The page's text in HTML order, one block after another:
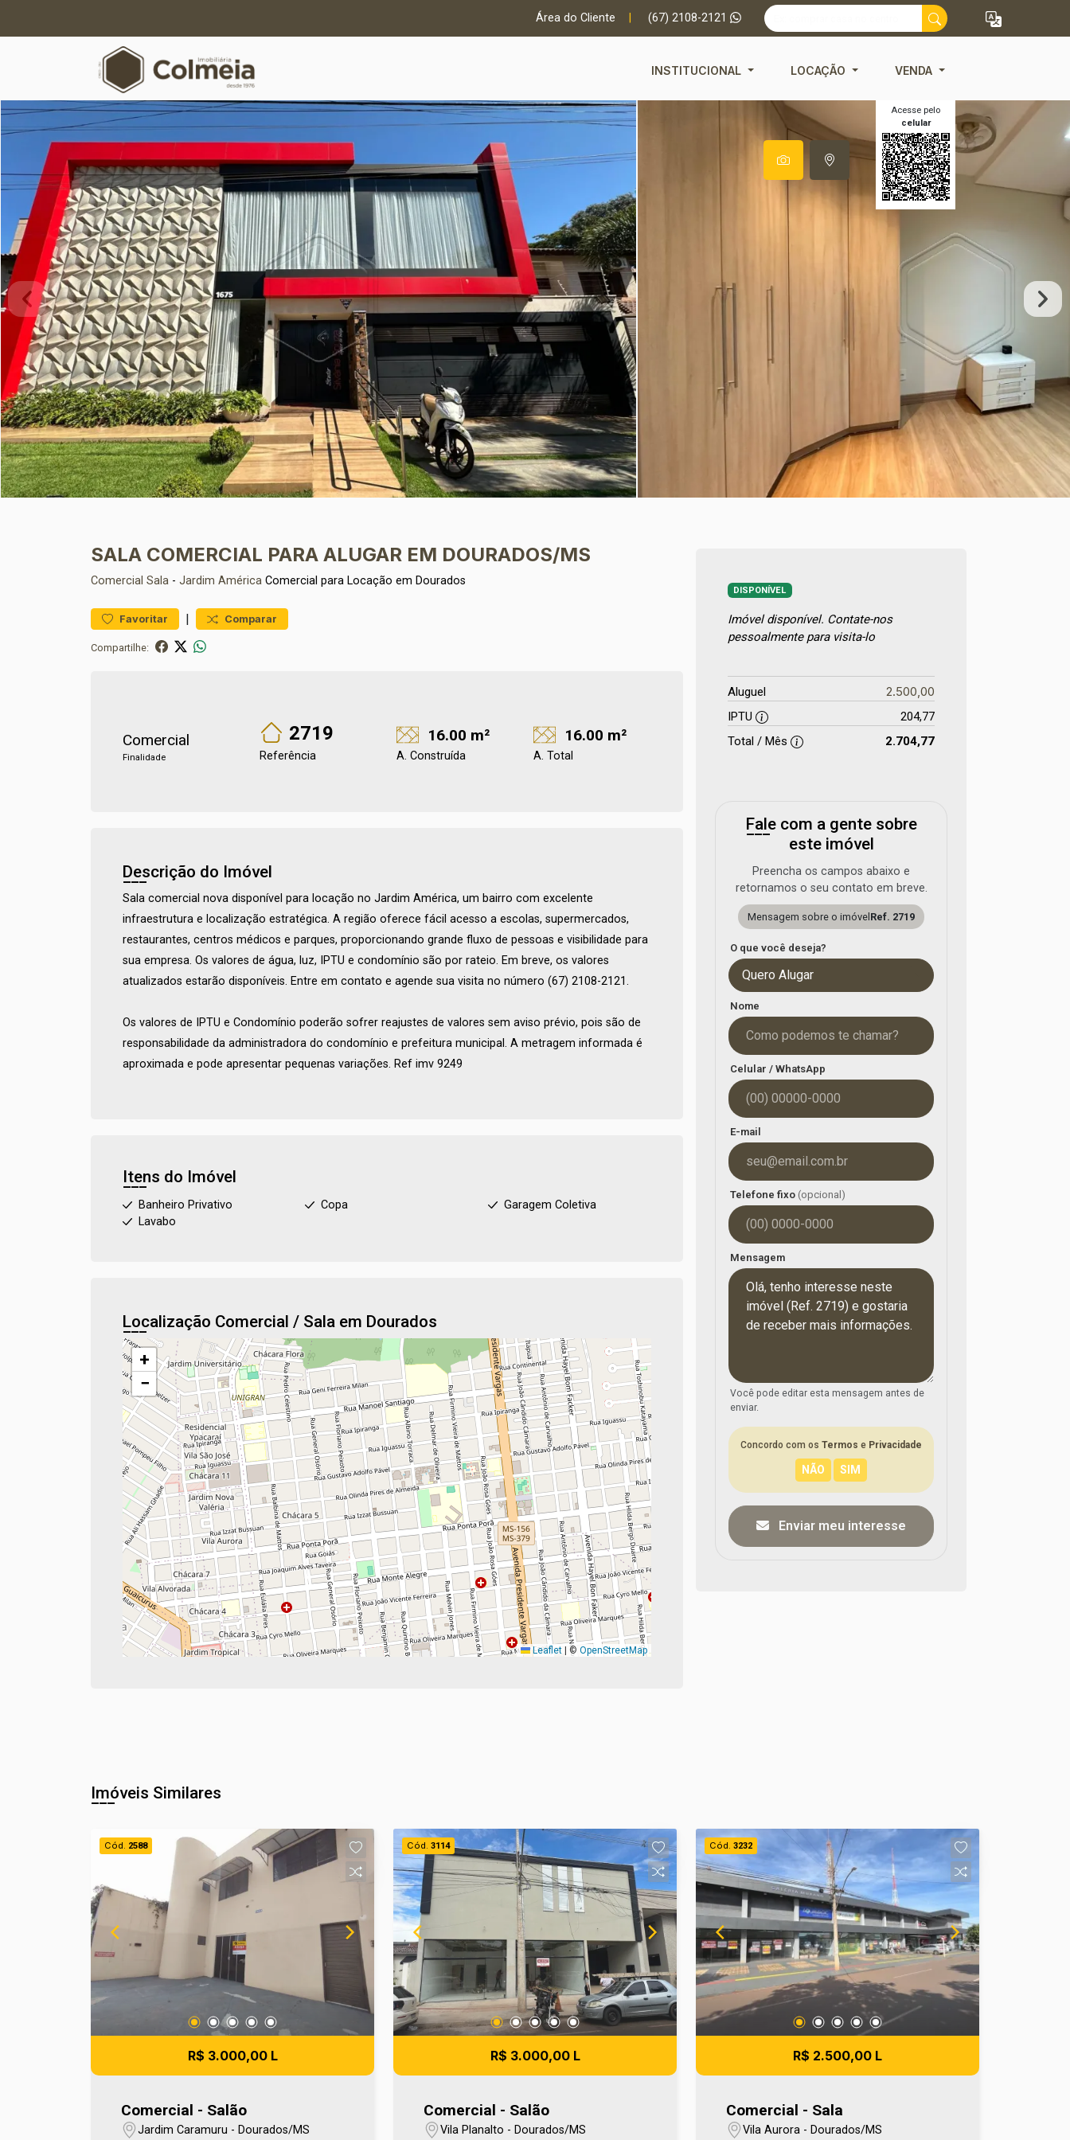
Área do Cliente (67) 2108-2121
INSTITUCIONAL LOCAÇÃO VENDA
Acesse pelo
celular
SALA COMERCIAL PARA ALUGAR EM DOURADOS/MS
Comercial Sala - Jardim América Comercial para Locação em Dourados
Favoritar | Comparar
Compartilhe:
Comercial
Finalidade
2719
Referência
16.00 m²
A. Construída
16.00 m²
A. Total
Descrição do Imóvel
Sala comercial nova disponível para locação no Jardim América, um bairro com excelente
infraestrutura e localização estratégica. A região oferece fácil acesso a escolas, supermercados,
restaurantes, centros médicos e parques, proporcionando grande fluxo de pessoas e visibilidade para
sua empresa. Os valores de água, luz, IPTU e condomínio são por rateio. Em breve, os valores
atualizados estarão disponíveis. Entre em contato e agende sua visita no número (67) 2108-2121.
Os valores de IPTU e Condomínio poderão sofrer reajustes de valores sem aviso prévio, pois são de
responsabilidade da administradora do condomínio e prefeitura municipal. A metragem informada é
aproximada e pode apresentar pequenas variações. Ref imv 9249
Itens do Imóvel
Banheiro Privativo Copa
Garagem Coletiva
Lavabo
Localização Comercial / Sala em Dourados
+
−
Leaflet © OpenStreetMap
DISPONÍVEL
Imóvel disponível. Contate-nos
pessoalmente para visita-lo
Aluguel 2.500,00
IPTU
204,77
Total / Mês
2.704,77
Fale com a gente sobre
este imóvel
Preencha os campos abaixo e
retornamos o seu contato em breve.
Mensagem sobre o imóvel Ref. 2719
O que você deseja?
Quero Alugar
Nome
Celular / WhatsApp
E-mail
Telefone fixo (opcional)
Mensagem
Você pode editar esta mensagem antes de
enviar.
Concordo com os Termos e Privacidade
Enviar meu interesse
Imóveis Similares
Cód. 2588
R$ 3.000,00 L
Comercial - Salão
Jardim Caramuru - Dourados/MS
Cód. 3114
R$ 3.000,00 L
Comercial - Salão
Vila Planalto - Dourados/MS
Cód. 3232
R$ 2.500,00 L
Comercial - Sala
Vila Aurora - Dourados/MS